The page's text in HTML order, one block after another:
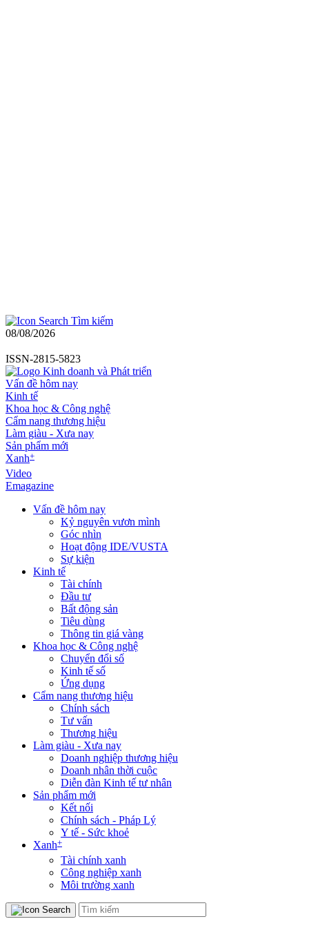
Tìm kiếm
08/08/2026
ISSN-2815-5823
Vấn đề hôm nay
Kinh tế
Khoa học & Công nghệ
Cẩm nang thương hiệu
Làm giàu - Xưa nay
Sản phẩm mới
Xanh+
Video
Emagazine
Vấn đề hôm nay
Kỷ nguyên vươn mình
Góc nhìn
Hoạt động IDE/VUSTA
Sự kiện
Kinh tế
Tài chính
Đầu tư
Bất động sản
Tiêu dùng
Thông tin giá vàng
Khoa học & Công nghệ
Chuyển đổi số
Kinh tế số
Ứng dụng
Cẩm nang thương hiệu
Chính sách
Tư vấn
Thương hiệu
Làm giàu - Xưa nay
Doanh nghiệp thương hiệu
Doanh nhân thời cuộc
Diễn đàn Kinh tế tư nhân
Sản phẩm mới
Kết nối
Chính sách - Pháp Lý
Y tế - Sức khoẻ
Xanh+
Tài chính xanh
Công nghiệp xanh
Môi trường xanh